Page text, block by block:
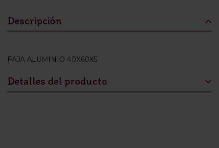
Descripción
FAJA ALUMINIO 40X60X5
Detalles del producto